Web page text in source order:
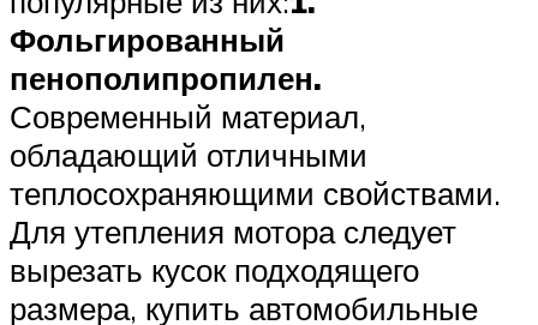
Фольгированный
пенополипропилен.
Современный материал,
обладающий отличными
теплосохраняющими свойствами.
Для утепления мотора следует
вырезать кусок подходящего
размера, купить автомобильные